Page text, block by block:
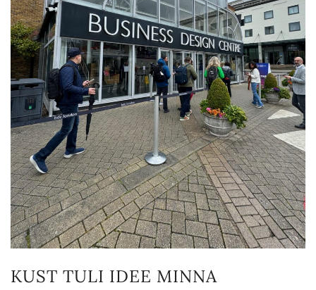
KUST TULI IDEE MINNA